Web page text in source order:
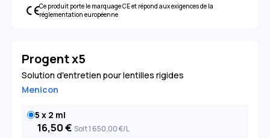
Ce produit porte le marquage CE et répond aux exigences de la
réglementation européenne
Progent x5
Solution d'entretien pour lentilles rigides
Menicon
5 x 2 ml
16,50€ Soit 1 650,00 €/L